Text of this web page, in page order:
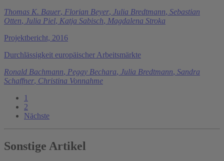
Thomas K. Bauer, Florian Beyer, Julia Bredtmann, Sebastian
Otten, Julia Piel, Katja Sabisch, Magdalena Stroka
Projektbericht, 2016
Durchlässigkeit europäischer Arbeitsmärkte
Ronald Bachmann, Peggy Bechara, Julia Bredtmann, Sandra
Schaffner, Christina Vonnahme
1
2
Nächste
Sonstige Artikel